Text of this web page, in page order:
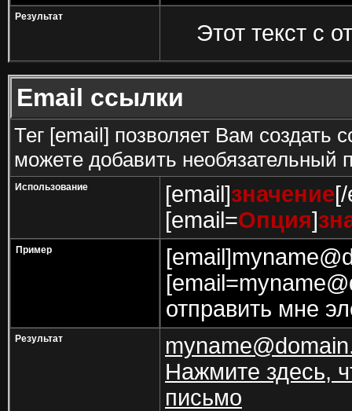
Результат
Этот текст с
Email ссылки
Тег [email] позволяет Вам создать
можете добавить необязательный
Использование [email]значение
[email=Опция]
Пример
отправить мне
Результат
Нажмите здесь,
письмо